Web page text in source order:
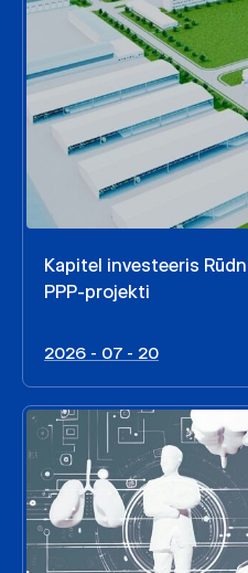
Kapitel investeeris
PPP-projekti
2026 - 07 - 20